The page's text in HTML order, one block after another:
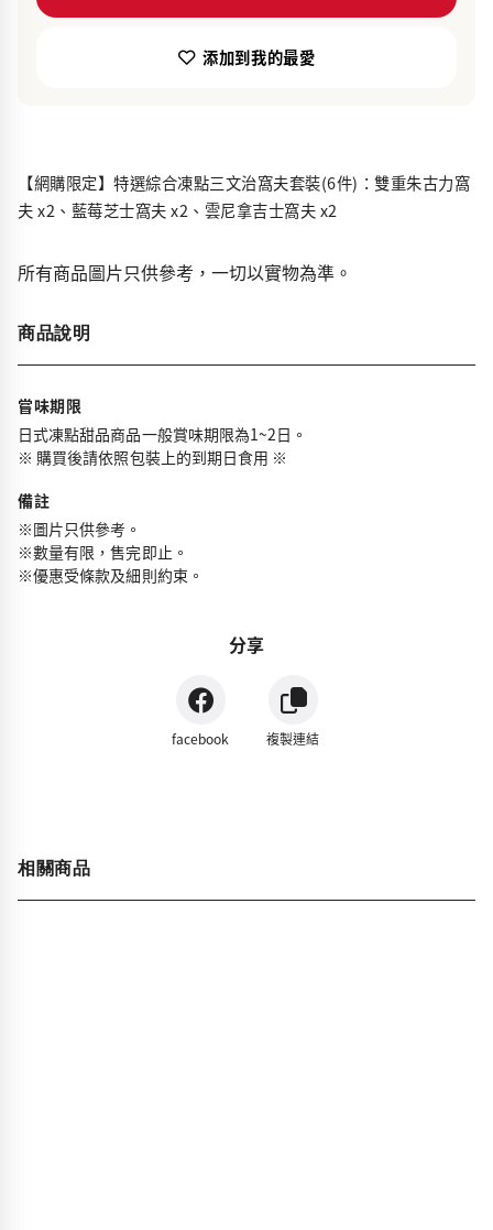
添加到我的最愛
【網購限定】特選綜合凍點三文治窩夫套裝(6件)：雙重朱古力窩
夫 x2、藍莓芝士窩夫 x2、雲尼拿吉士窩夫 x2
所有商品圖片只供參考，一切以實物為準。
商品說明
嘗味期限
日式凍點甜品商品一般賞味期限為1~2日。
※ 購買後請依照包裝上的到期日食用 ※
備註
※圖片只供參考。
※數量有限，售完即止。
※優惠受條款及細則約束。
分享
facebook 複製連結
相關商品